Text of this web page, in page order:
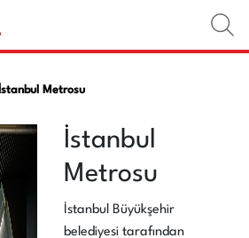
İstanbul Metrosu
İstanbul
Metrosu
İstanbul Büyükşehir
belediyesi tarafından